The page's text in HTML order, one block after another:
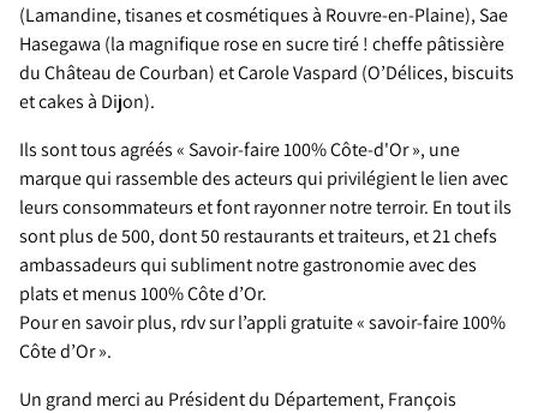
(Lamandine, tisanes et cosmétiques à Rouvre-en-Plaine), Sae
Hasegawa (la magnifique rose en sucre tiré ! cheffe pâtissière
du Château de Courban) et Carole Vaspard (O’Délices, biscuits
et cakes à Dijon).
Ils sont tous agréés « Savoir-faire 100% Côte-d'Or », une
marque qui rassemble des acteurs qui privilégient le lien avec
leurs consommateurs et font rayonner notre terroir. En tout ils
sont plus de 500, dont 50 restaurants et traiteurs, et 21 chefs
ambassadeurs qui subliment notre gastronomie avec des
plats et menus 100% Côte d’Or.
Pour en savoir plus, rdv sur l’appli gratuite « savoir-faire 100%
Côte d’Or ».
Un grand merci au Président du Département, François